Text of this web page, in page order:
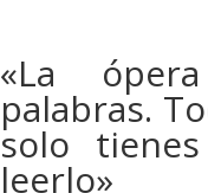
«La
palabras.
solo
leerlo»